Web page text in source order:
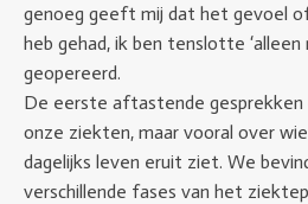
genoeg geeft mij dat het gevoel of
heb gehad, ik ben tenslotte
geopereerd.
De eerste aftastende gesprekken
onze ziekten, maar vooral over
dagelijks leven eruit ziet. We
verschillende fases van het